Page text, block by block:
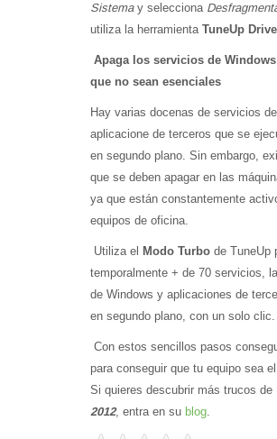
Sistemay selecciona
utiliza la herramienta TuneUp
Apaga los servicios de
que no sean esenciales
Hay varias docenas de servicios
aplicacione de terceros que se
en segundo plano. Sin embargo,
que se deben apagar en las
ya que están constantemente
equipos de oficina.
Utiliza el Modo Turbo de TuneUp
temporalmente + de 70 servicios,
de Windows y aplicaciones de
en segundo plano, con un solo clic.
Con estos sencillos pasos
para conseguir que tu equipo sea
Si quieres descubrir más trucos de
2012, entra en su blog.